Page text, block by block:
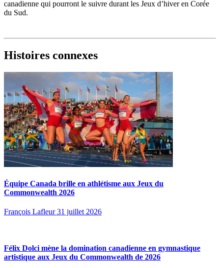
canadienne qui pourront le suivre durant les Jeux d’hiver en Corée
du Sud.
Histoires connexes
Équipe Canada brille en athlétisme aux Jeux du
Commonwealth 2026
François Lafleur 31 juillet 2026
Félix Dolci mène la domination canadienne en gymnastique
artistique aux Jeux du Commonwealth de 2026